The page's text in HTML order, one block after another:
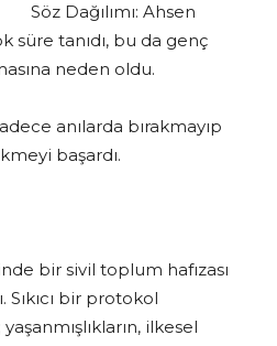
Dağılımı: Ahsen
süre tanıdı, bu da genç
neden oldu.
anılarda bırakmayıp
başardı.
bir sivil toplum hafızası
Sıkıcı bir protokol
ilkesel